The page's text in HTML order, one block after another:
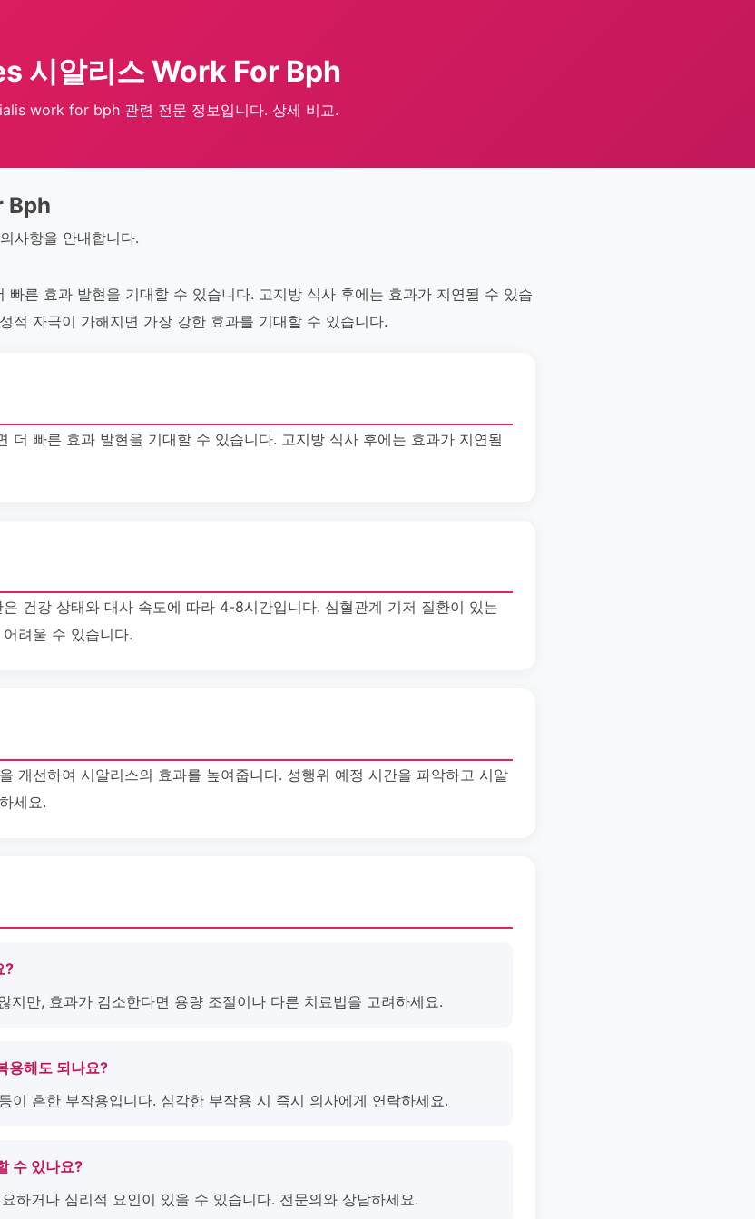
시알리스 Work For Bph
work for bph 관련 전문 정보입니다. 상세 비교.
Bph
사항을 안내합니다.
빠른 효과 발현을 기대할 수 있습니다. 고지방 식사 후에는 효과가 지연될 수 있습
적 자극이 가해지면 가장 강한 효과를 기대할 수 있습니다.
더 빠른 효과 발현을 기대할 수 있습니다. 고지방 식사 후에는 효과가 지연될
건강 상태와 대사 속도에 따라 4-8시간입니다. 심혈관계 기저 질환이 있는
려울 수 있습니다.
개선하여 시알리스의 효과를 높여줍니다. 성행위 예정 시간을 파악하고 시알
세요.
?
지만, 효과가 감소한다면 용량 조절이나 다른 치료법을 고려하세요.
용해도 되나요?
이 흔한 부작용입니다. 심각한 부작용 시 즉시 의사에게 연락하세요.
수 있나요?
하거나 심리적 요인이 있을 수 있습니다. 전문의와 상담하세요.